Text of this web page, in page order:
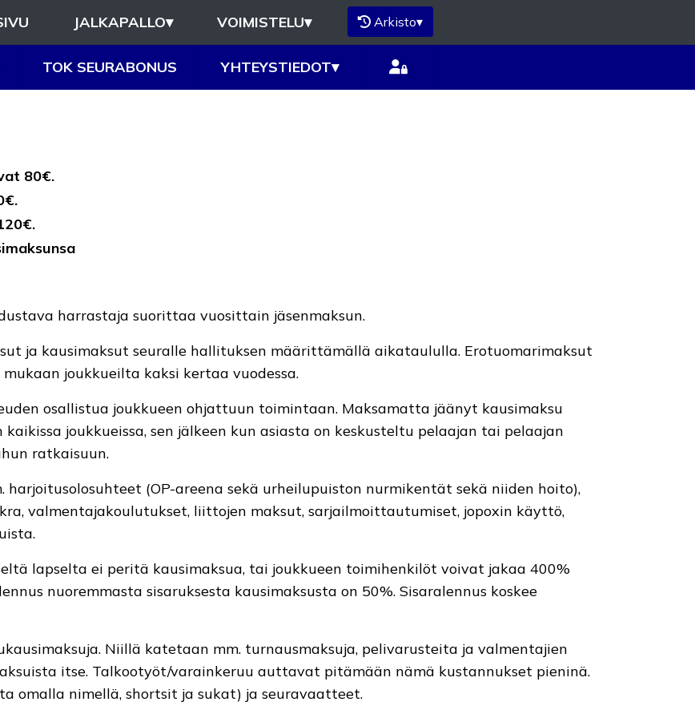
JALKAPALLO▾ VOIMISTELU▾ Arkisto▾
TOK SEURABONUS YHTEYSTIEDOT▾
80€.
harrastaja suorittaa vuosittain jäsenmaksun.
ja kausimaksut seuralle hallituksen määrittämällä aikataululla. Erotuomarimaksut
joukkueilta kaksi kertaa vuodessa.
osallistua joukkueen ohjattuun toimintaan. Maksamatta jäänyt kausimaksu
joukkueissa, sen jälkeen kun asiasta on keskusteltu pelaajan tai pelaajan
ratkaisuun.
(OP-areena sekä urheilupuiston nurmikentät sekä niiden hoito),
valmentajakoulutukset, liittojen maksut, sarjailmoittautumiset, jopoxin käyttö,
lapselta ei peritä kausimaksua, tai joukkueen toimihenkilöt voivat jakaa 400%
nuoremmasta sisaruksesta kausimaksusta on 50%. Sisaralennus koskee
Niillä katetaan mm. turnausmaksuja, pelivarusteita ja valmentajien
itse. Talkootyöt/varainkeruu auttavat pitämään nämä kustannukset pieninä.
omalla nimellä, shortsit ja sukat) ja seuravaatteet.